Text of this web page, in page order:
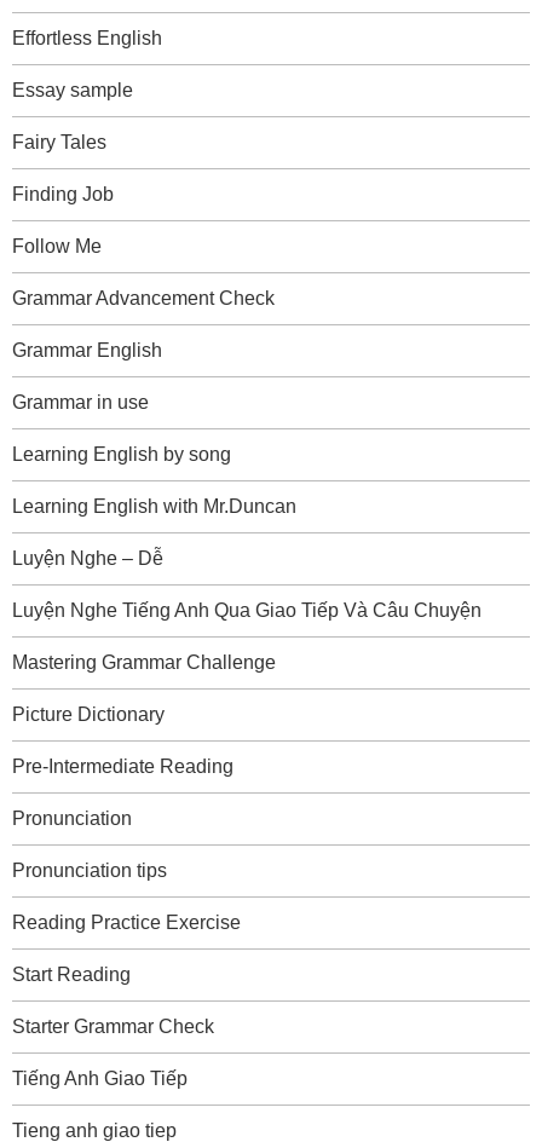
Effortless English
Essay sample
Fairy Tales
Finding Job
Follow Me
Grammar Advancement Check
Grammar English
Grammar in use
Learning English by song
Learning English with Mr.Duncan
Luyện Nghe – Dễ
Luyện Nghe Tiếng Anh Qua Giao Tiếp Và Câu Chuyện
Mastering Grammar Challenge
Picture Dictionary
Pre-Intermediate Reading
Pronunciation
Pronunciation tips
Reading Practice Exercise
Start Reading
Starter Grammar Check
Tiếng Anh Giao Tiếp
Tieng anh giao tiep